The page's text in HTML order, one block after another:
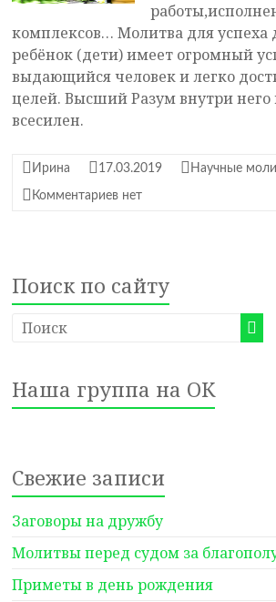
комплексов… Молитва для успеха
ребёнок (дети) имеет огромный
выдающийся человек и легко
целей. Высший Разум внутри
всесилен.
Ирина 17.03.2019 Научные
Комментариев нет
Поиск по сайту
Наша группа на ОК
Свежие записи
Заговоры на дружбу
Молитвы перед судом за
Приметы в день рождения